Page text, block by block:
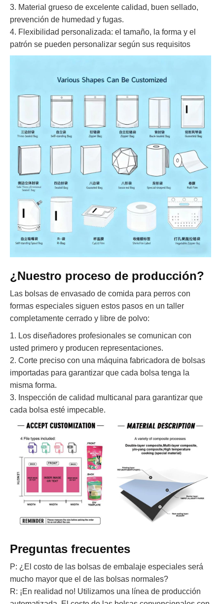
3. Material grueso de excelente calidad, buen sellado,
prevención de humedad y fugas.
4. Flexibilidad personalizada: el tamaño, la forma y el
patrón se pueden personalizar según sus requisitos
¿Nuestro proceso de producción?
Las bolsas de envasado de comida para perros con
formas especiales siguen estos pasos en un taller
completamente cerrado y libre de polvo:
1. Los diseñadores profesionales se comunican con
usted primero y producen representaciones.
2. Corte preciso con una máquina fabricadora de bolsas
importadas para garantizar que cada bolsa tenga la
misma forma.
3. Inspección de calidad multicanal para garantizar que
cada bolsa esté impecable.
Preguntas frecuentes
P: ¿El costo de las bolsas de embalaje especiales será
mucho mayor que el de las bolsas normales?
R: ¡En realidad no! Utilizamos una línea de producción